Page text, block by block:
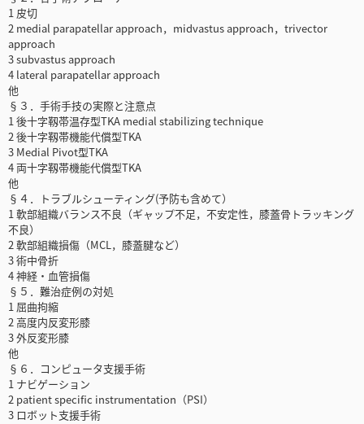
1 皮切
2 medial parapatellar approach，midvastus approach，trivector
approach
3 subvastus approach
4 lateral parapatellar approach
他
§３．手術手技の実際と注意点
1 後十字靱帯温存型TKA medial stabilizing technique
2 後十字靱帯機能代償型TKA
3 Medial Pivot型TKA
4 両十字靱帯機能代償型TKA
他
§４．トラブルシューティング(予防も含めて）
1 軟部組織バランス不良（ギャップ不足，不安定性，膝蓋骨トラッキング
不良）
2 軟部組織損傷（MCL，膝蓋腱など）
3 術中骨折
4 神経・血管損傷
§５．難治症例の対処
1 屈曲拘縮
2 高度内反変形膝
3 外反変形膝
他
§６．コンピュータ支援手術
1 ナビゲーション
2 patient specific instrumentation（PSI）
3 ロボット支援手術